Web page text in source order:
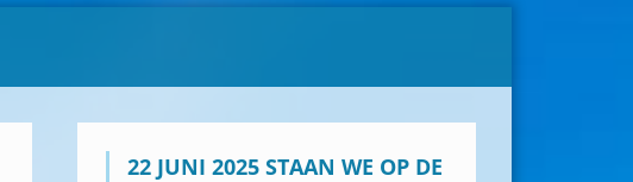
22 JUNI 2025 STAAN WE OP DE